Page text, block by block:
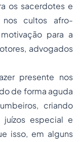
os sacerdotes e
cultos afro-
para a
advogados
presente nos
de forma aguda
criando
juízos especial e
isso, em alguns